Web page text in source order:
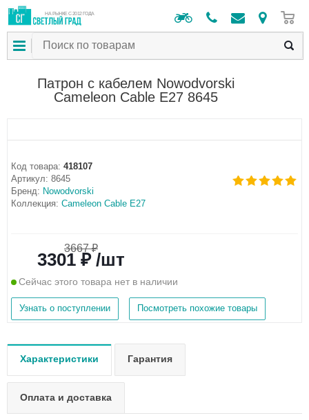
НА РЫНКЕ С 2012 ГОДА
Патрон с кабелем Nowodvorski
Cameleon Cable E27 8645
Код товара: 418107
Артикул: 8645
Бренд: Nowodvorski
Коллекция: Cameleon Cable E27
3667 ₽
3301 ₽ /шт
Сейчас этого товара нет в наличии
Узнать о поступлении Посмотреть похожие товары
Характеристики Гарантия
Оплата и доставка